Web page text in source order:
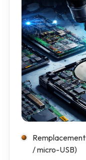
Remplacement
/ micro-USB)